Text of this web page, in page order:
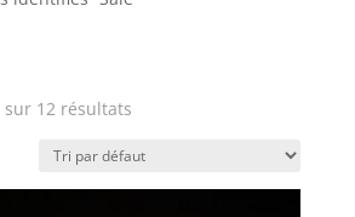
sur 12 résultats